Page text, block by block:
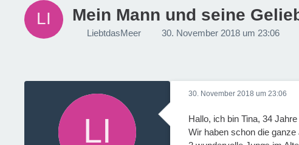
Mein Mann und seine
LiebtdasMeer 30. November 2018 um 23:06
30. November 2018 um 23:06
Hallo, ich bin Tina, 34
Wir haben schon die